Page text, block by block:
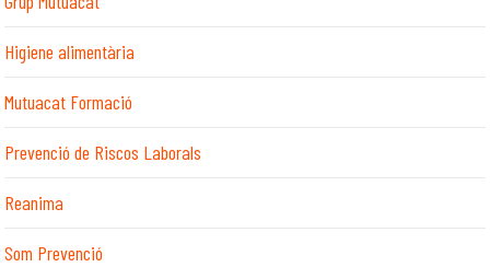
Higiene alimentària
Mutuacat Formació
Prevenció de Riscos Laborals
Reanima
Som Prevenció